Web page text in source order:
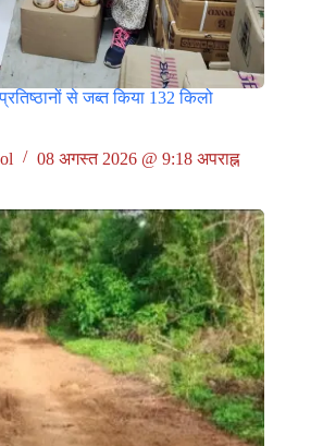
से जब्त किया 132 किलो
08 अगस्त 2026 @ 9:18 अपराह्न